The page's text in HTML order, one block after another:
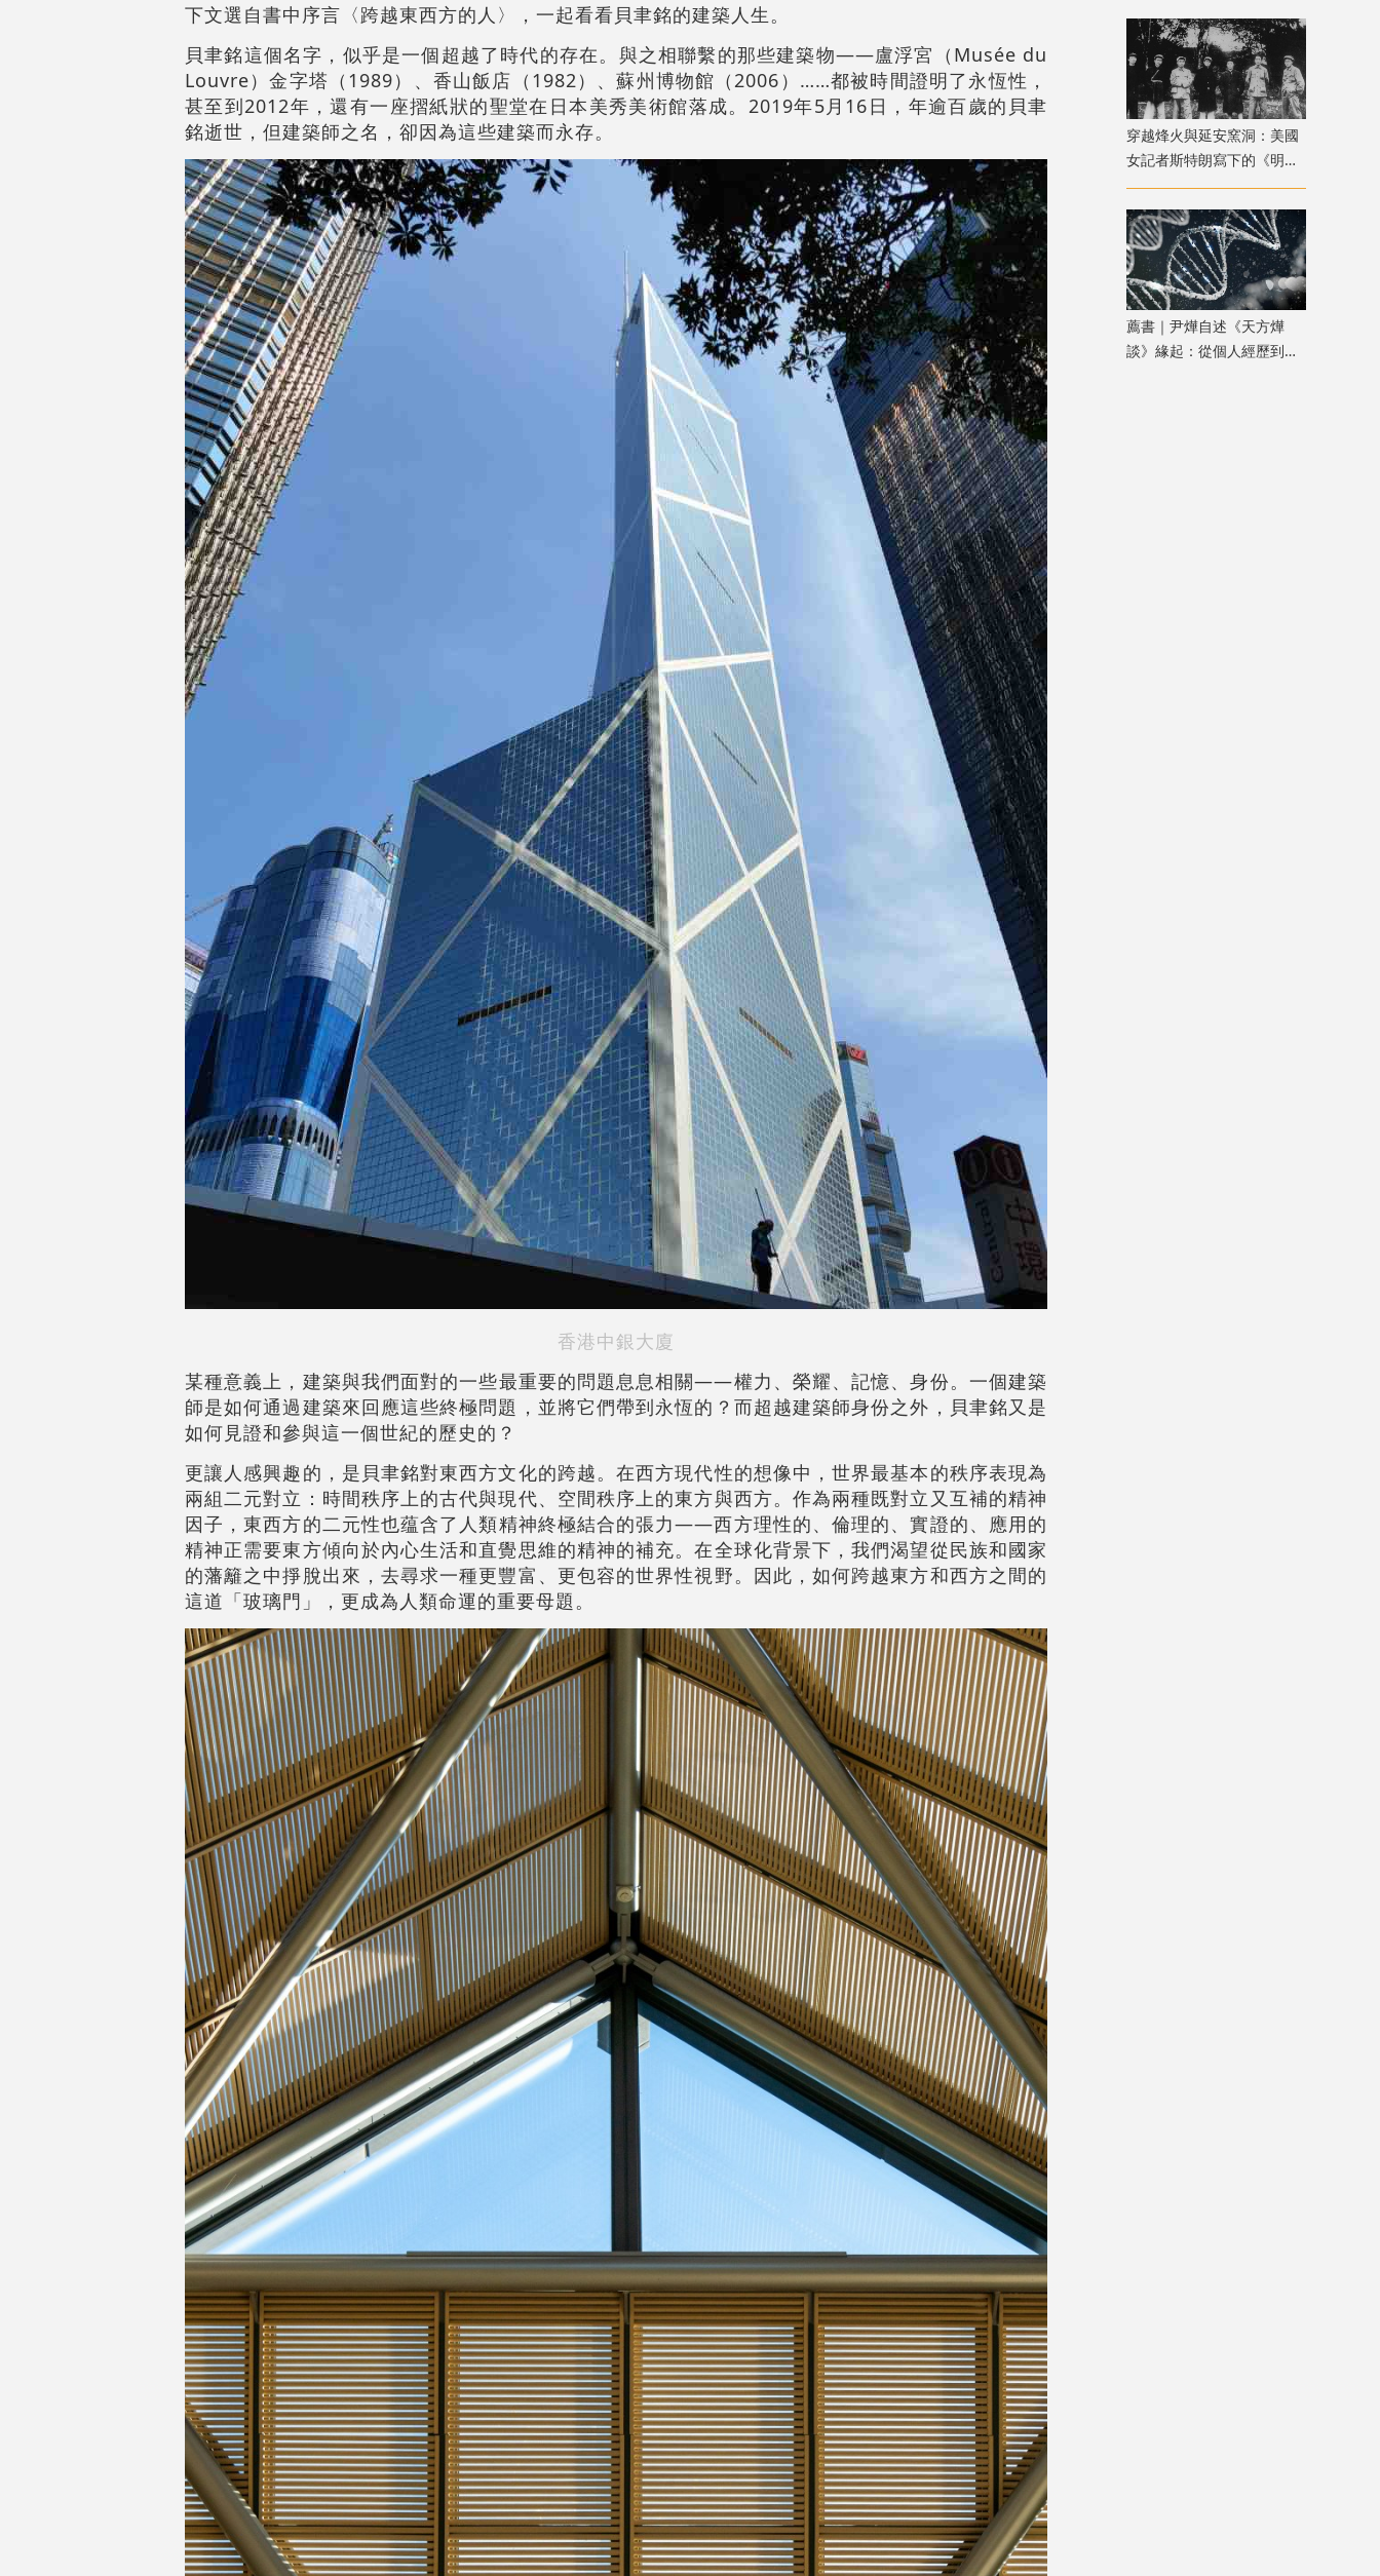
下文選自書中序言〈跨越東西方的人〉，一起看看貝聿銘的建築人生。
貝聿銘這個名字，似乎是一個超越了時代的存在。與之相聯繫的那些建築物——盧浮宮（Musée du
Louvre）金字塔（1989）、香山飯店（1982）、蘇州博物館（2006）……都被時間證明了永恆性，
甚至到2012年，還有一座摺紙狀的聖堂在日本美秀美術館落成。2019年5月16日，年逾百歲的貝聿
銘逝世，但建築師之名，卻因為這些建築而永存。
香港中銀大廈
某種意義上，建築與我們面對的一些最重要的問題息息相關——權力、榮耀、記憶、身份。一個建築
師是如何通過建築來回應這些終極問題，並將它們帶到永恆的？而超越建築師身份之外，貝聿銘又是
如何見證和參與這一個世紀的歷史的？
更讓人感興趣的，是貝聿銘對東西方文化的跨越。在西方現代性的想像中，世界最基本的秩序表現為
兩組二元對立：時間秩序上的古代與現代、空間秩序上的東方與西方。作為兩種既對立又互補的精神
因子，東西方的二元性也蕴含了人類精神終極結合的張力——西方理性的、倫理的、實證的、應用的
精神正需要東方傾向於內心生活和直覺思維的精神的補充。在全球化背景下，我們渴望從民族和國家
的藩籬之中掙脫出來，去尋求一種更豐富、更包容的世界性視野。因此，如何跨越東方和西方之間的
這道「玻璃門」，更成為人類命運的重要母題。
穿越烽火與延安窯洞：美國
女記者斯特朗寫下的《明日
中國》
薦書｜尹燁自述《天方燁
談》緣起：從個人經歷到生